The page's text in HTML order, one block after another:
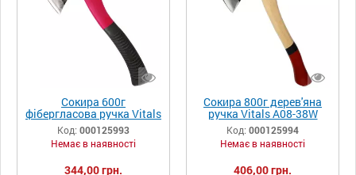
Сокира 600г
фібергласова ручка Vitals
A06-35F
Код: 000125993
Немає в наявності
344,00 грн.
Сокира 800г дерев'яна
ручка Vitals A08-38W
Код: 000125994
Немає в наявності
406,00 грн.